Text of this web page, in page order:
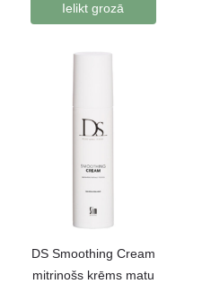
Ielikt grozā
DS Smoothing Cream
mitrinošs krēms matu